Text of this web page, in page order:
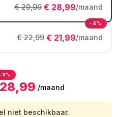
€ 28,99/maand
€ 29,99
€ 21,99/maand
€ 22,99
-4%
-3%
/maand
niet beschikbaar.